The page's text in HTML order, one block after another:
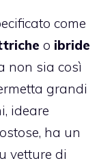
come
o ibride
non sia così
grandi
ideare
ha un
vetture di